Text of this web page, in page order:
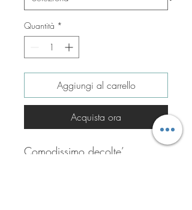
Quantità *
Aggiungi al carrello
Acquista ora
Comodissimo decolte’